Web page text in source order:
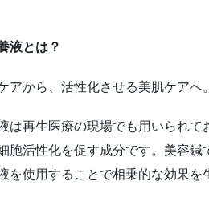
液とは？
アから、活性化させる美肌ケアへ。
は再生医療の現場でも用いられ
胞活性化を促す成分です。美容
を使用することで相乗的な効果を